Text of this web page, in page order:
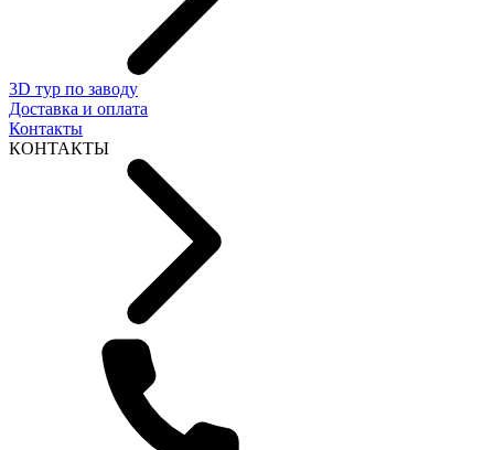
3D тур по заводу
Доставка и оплата
Контакты
КОНТАКТЫ